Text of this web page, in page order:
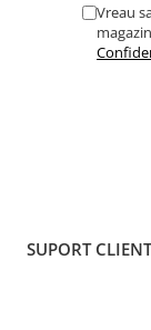
Vreau
SUPORT